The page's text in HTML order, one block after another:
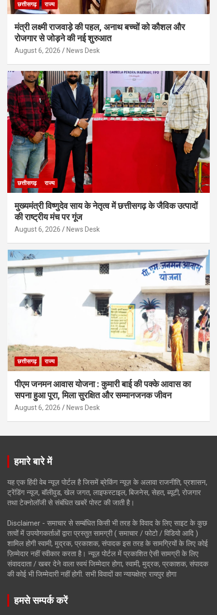
छत्तीसगढ़ राज्य
मंत्री लक्ष्मी राजवाड़े की पहल, अनाथ बच्चों को कौशल और
रोजगार से जोड़ने की नई शुरुआत
August 6, 2026 News Desk
छत्तीसगढ़ राज्य
मुख्यमंत्री विष्णुदेव साय के नेतृत्व में छत्तीसगढ़ के जैविक उत्पादों
की राष्ट्रीय मंच पर गूंज
August 6, 2026 News Desk
छत्तीसगढ़ राज्य
पीएम जनमन आवास योजना : कुमारी बाई की पक्के आवास का
सपना हुआ पूरा, मिला सुरक्षित और सम्मानजनक जीवन
August 6, 2026 News Desk
हमारे बारे में
यह एक हिंदी वेब न्यूज़ पोर्टल है जिसमें ब्रेकिंग न्यूज़ के अलावा राजनीति, प्रशासन,
ट्रेंडिंग न्यूज, बॉलीवुड, खेल जगत, लाइफस्टाइल, बिजनेस, सेहत, ब्यूटी, रोजगार
तथा टेक्नोलॉजी से संबंधित खबरें पोस्ट की जाती है।
Disclaimer - समाचार से सम्बंधित किसी भी तरह के विवाद के लिए साइट के कुछ
तत्वों में उपयोगकर्ताओं द्वारा प्रस्तुत सामग्री ( समाचार / फोटो / विडियो आदि )
शामिल होगी स्वामी, मुद्रक, प्रकाशक, संपादक इस तरह के सामग्रियों के लिए कोई
ज़िम्मेदार नहीं स्वीकार करता है। न्यूज़ पोर्टल में प्रकाशित ऐसी सामग्री के लिए
संवाददाता / खबर देने वाला स्वयं जिम्मेदार होगा, स्वामी, मुद्रक, प्रकाशक, संपादक
की कोई भी जिम्मेदारी नहीं होगी. सभी विवादों का न्यायक्षेत्र रायपुर होगा
हमसे सम्पर्क करें